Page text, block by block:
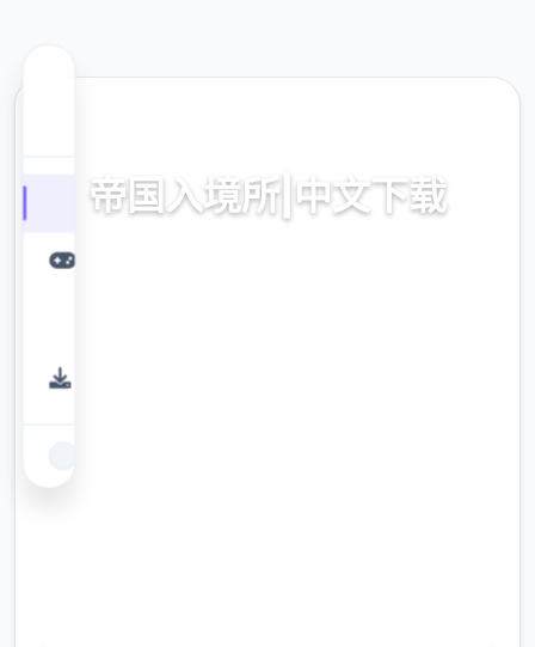
帝国入境所|中文下载
帝国入境所|普通话拷贝应凭不收费下方载